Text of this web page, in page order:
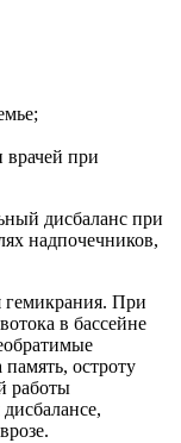
врачей при
дисбаланс при
надпочечников,
гемикрания. При
в бассейне
остроту
работы